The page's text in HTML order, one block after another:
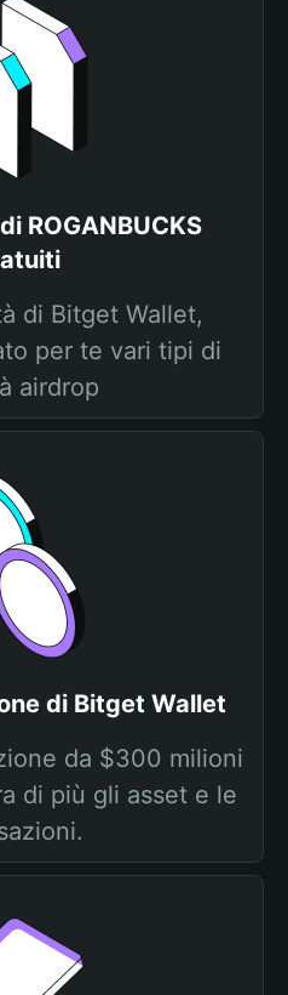
ROGANBUCKS
di Bitget Wallet,
per te vari tipi di
airdrop
di Bitget Wallet
da $300 milioni
di più gli asset e le